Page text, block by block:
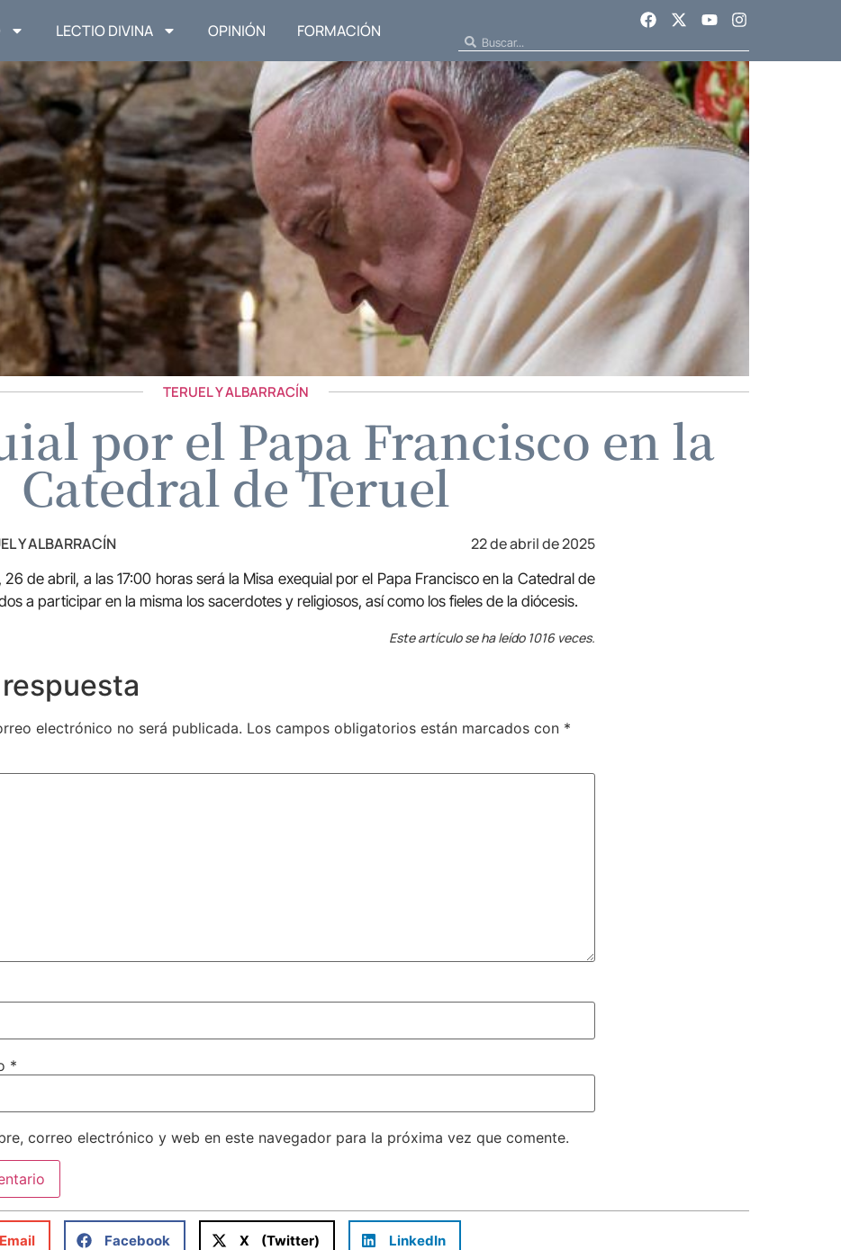
LECTIO DIVINA OPINIÓN FORMACIÓN
TERUEL Y ALBARRACÍN
por el Papa Francisco en la
Catedral de Teruel
Y ALBARRACÍN 22 de abril de 2025
26 de abril, a las 17:00 horas será la Misa exequial por el Papa Francisco en la Catedral de
a participar en la misma los sacerdotes y religiosos, así como los fieles de la diócesis.
Este artículo se ha leído 1016 veces.
electrónico no será publicada. Los campos obligatorios están marcados con *
*
correo electrónico y web en este navegador para la próxima vez que comente.
Email Facebook X (Twitter) LinkedIn